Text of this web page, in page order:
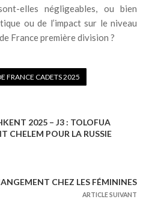
elles négligeables, ou bien
ou de l’impact sur le niveau
France première division ?
FRANCE CADETS 2025
2025 – J3 : TOLOFUA
CHELEM POUR LA RUSSIE
CHEZ LES FÉMININES
ARTICLE SUIVANT